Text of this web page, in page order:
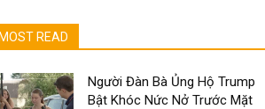
MOST READ
Người Đàn Bà Ủng Hộ Trump
Bật Khóc Nức Nở Trước Mặt